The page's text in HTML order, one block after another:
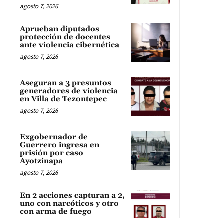
agosto 7, 2026
Aprueban diputados
protección de docentes
ante violencia cibernética
agosto 7, 2026
Aseguran a 3 presuntos
generadores de violencia
en Villa de Tezontepec
agosto 7, 2026
Exgobernador de
Guerrero ingresa en
prisión por caso
Ayotzinapa
agosto 7, 2026
En 2 acciones capturan a 2,
uno con narcóticos y otro
con arma de fuego